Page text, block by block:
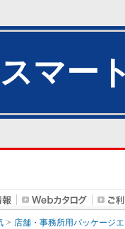
スマー
店舗・事務所用パッケージ